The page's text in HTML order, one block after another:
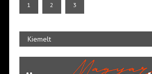
1 2 3
Kiemelt